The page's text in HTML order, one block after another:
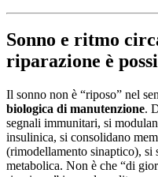
Sonno e ritmo
riparazione è
Il sonno non è “riposo” nel
biologica di manutenzione.
segnali immunitari, si
insulinica, si consolidano
(rimodellamento sinaptico), si
metabolica. Non è che “di